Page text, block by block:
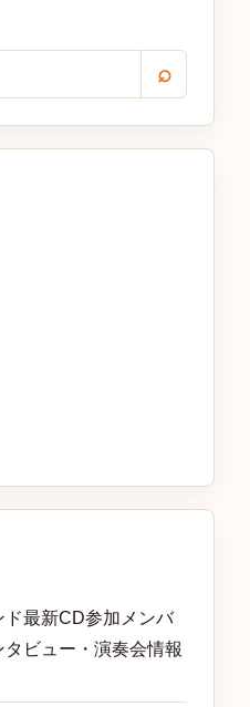
⌕
ド最新CD参加メンバ
タビュー・演奏会情報